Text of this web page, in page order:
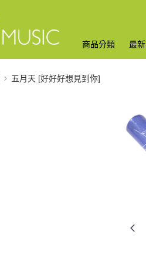
商品分類 最
五月天 [好好好想見到你]